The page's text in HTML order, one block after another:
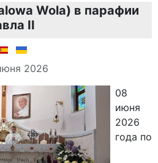
Wola) в парафии
II
2026
08
июня
2026
года по